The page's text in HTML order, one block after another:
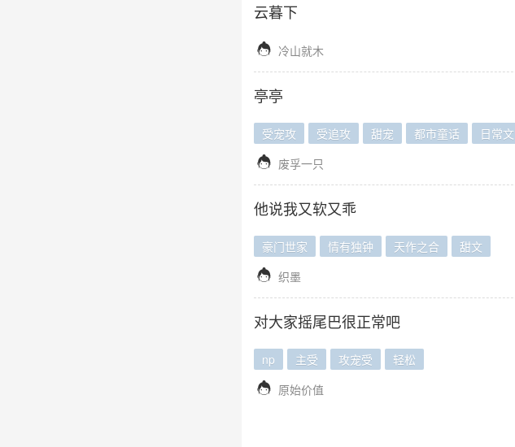
云暮下
 冷山就木
亭亭
受宠攻 受追攻 甜宠 都市童话 日常文
 废孚一只
他说我又软又乖
豪门世家 情有独钟 天作之合 甜文
 织墨
对大家摇尾巴很正常吧
np 主受 攻宠受 轻松
 原始价值